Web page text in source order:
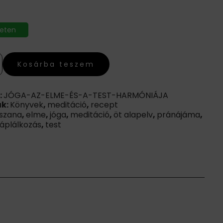
Kosárba teszem
JÓGA-AZ-ELME-ÉS-A-TEST-HARMÓNIÁJA
Könyvek, meditáció, recept
, elme, jóga, meditáció, öt alapelv, pránájáma,
, test